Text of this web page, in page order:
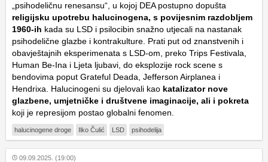
„psihodeličnu renesansu“, u kojoj DEA postupno dopušta
religijsku upotrebu halucinogena, s povijesnim razdobljem
1960-ih kada su LSD i psilocibin snažno utjecali na nastanak
psihodelične glazbe i kontrakulture. Prati put od znanstvenih i
obavještajnih eksperimenata s LSD-om, preko Trips Festivala,
Human Be-Ina i Ljeta ljubavi, do eksplozije rock scene s
bendovima poput Grateful Deada, Jefferson Airplanea i
Hendrixa. Halucinogeni su djelovali kao katalizator nove
glazbene, umjetničke i društvene imaginacije, ali i pokreta
koji je represijom postao globalni fenomen.
halucinogene droge Ilko Čulić LSD psihodelija
09.09.2025. (19:00)